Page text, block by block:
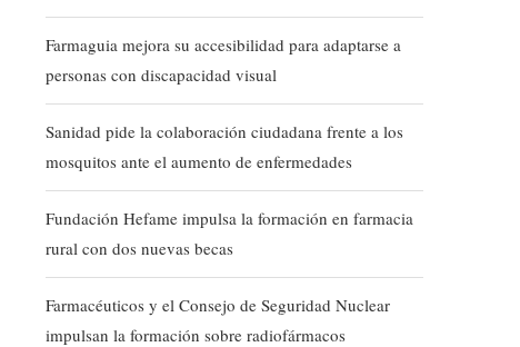
Farmaguia mejora su accesibilidad para adaptarse a
personas con discapacidad visual
Sanidad pide la colaboración ciudadana frente a los
mosquitos ante el aumento de enfermedades
Fundación Hefame impulsa la formación en farmacia
rural con dos nuevas becas
Farmacéuticos y el Consejo de Seguridad Nuclear
impulsan la formación sobre radiofármacos